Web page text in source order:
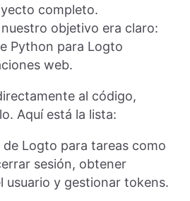
completo.
objetivo era claro:
Python para Logto
web.
al código,
Aquí está la lista:
de Logto para tareas como
sesión, obtener
usuario y gestionar tokens.